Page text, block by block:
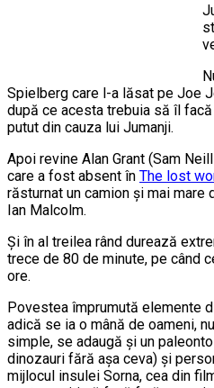
Spielberg care l-a lăsat pe Joe
după ce acesta trebuia să îl
putut din cauza lui Jumanji.
Apoi revine Alan Grant (Sam
care a fost absent în The lost
răsturnat un camion și mai mare
Ian Malcolm.
Și în al treilea rând durează
trece de 80 de minute, pe când
ore.
Povestea împrumută elemente
adică se ia o mână de oameni,
simple, se adaugă și un
dinozauri fără așa ceva) și
mijlocul insulei Sorna, cea din